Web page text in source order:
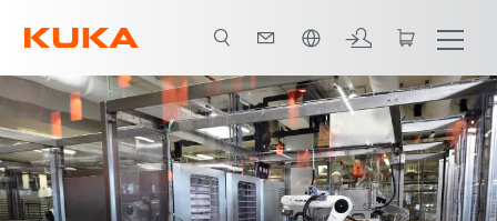
Wszyscy partnerzy systemowi